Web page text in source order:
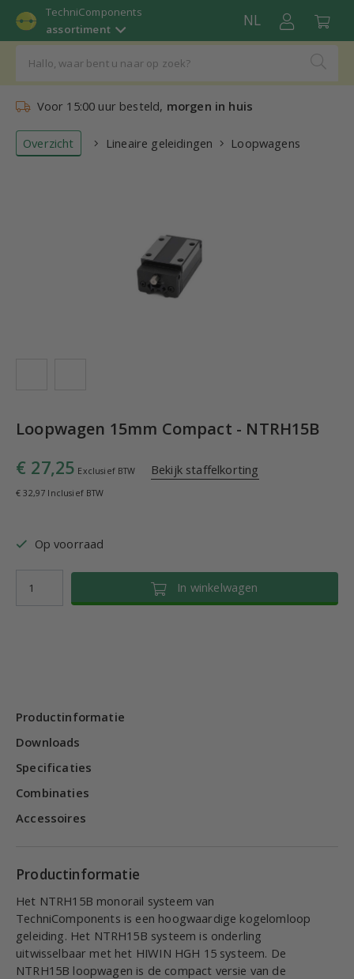
TechniComponents
assortiment
NL
Voor 15:00 uur besteld, morgen in huis
Overzicht Lineaire geleidingen Loopwagens
Loopwagen 15mm Compact - NTRH15B
€ 27,25 Exclusief BTW Bekijk staffelkorting
€ 32,97 Inclusief BTW
Op voorraad
In winkelwagen
Productinformatie
Downloads
Specificaties
Combinaties
Accessoires
Productinformatie
Het NTRH15B monorail systeem van
TechniComponents is een hoogwaardige kogelomloop
geleiding. Het NTRH15B systeem is onderling
uitwisselbaar met het HIWIN HGH 15 systeem. De
NTRH15B loopwagen is de compact versie van de